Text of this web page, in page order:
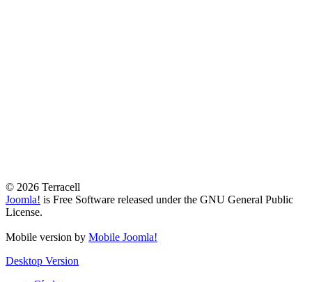
© 2026 Terracell
Joomla! is Free Software released under the GNU General Public
License.
Mobile version by Mobile Joomla!
Desktop Version